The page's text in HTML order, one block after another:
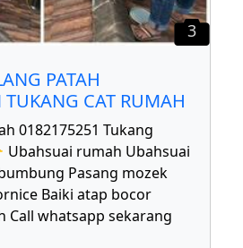
3
PATAH
TUKANG CAT RUMAH
0182175251 Tukang
Ubahsuai rumah Ubahsuai
Pasang mozek
Baiki atap bocor
Call whatsapp sekarang